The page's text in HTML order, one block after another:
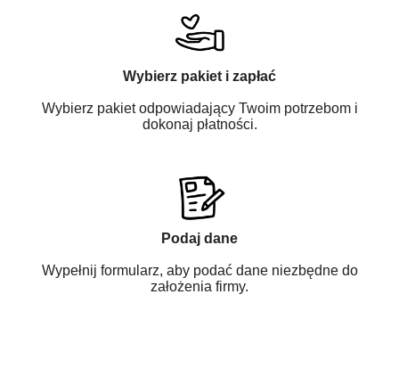
Wybierz pakiet i zapłać
Wybierz pakiet odpowiadający Twoim potrzebom i
dokonaj płatności.
Podaj dane
Wypełnij formularz, aby podać dane niezbędne do
założenia firmy.